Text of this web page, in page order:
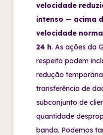
velocidade
intenso — acima
velocidade
24 h. As ações da
respeito podem
redução
transferência de
subconjunto de
quantidade
banda. Podemos